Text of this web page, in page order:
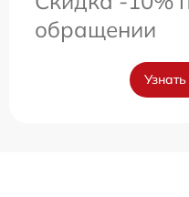
обращении